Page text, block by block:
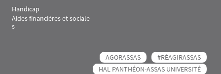
Handicap
Aides financières et sociale
s
AGORASSAS
#RÉAGIRASSAS
HAL PANTHÉON-ASSAS UNIVERSITÉ